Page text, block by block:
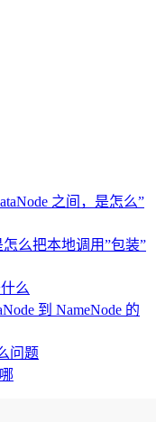
之间，是怎么”
么把本地调用”包装”
么
到 NameNode 的
问题